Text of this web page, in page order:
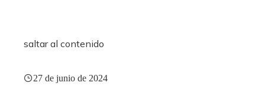
saltar al contenido
27 de junio de 2024